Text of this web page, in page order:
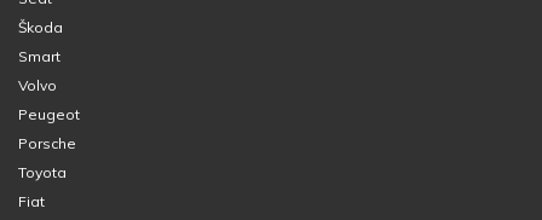
Škoda
Smart
Volvo
Peugeot
Porsche
Toyota
Fiat